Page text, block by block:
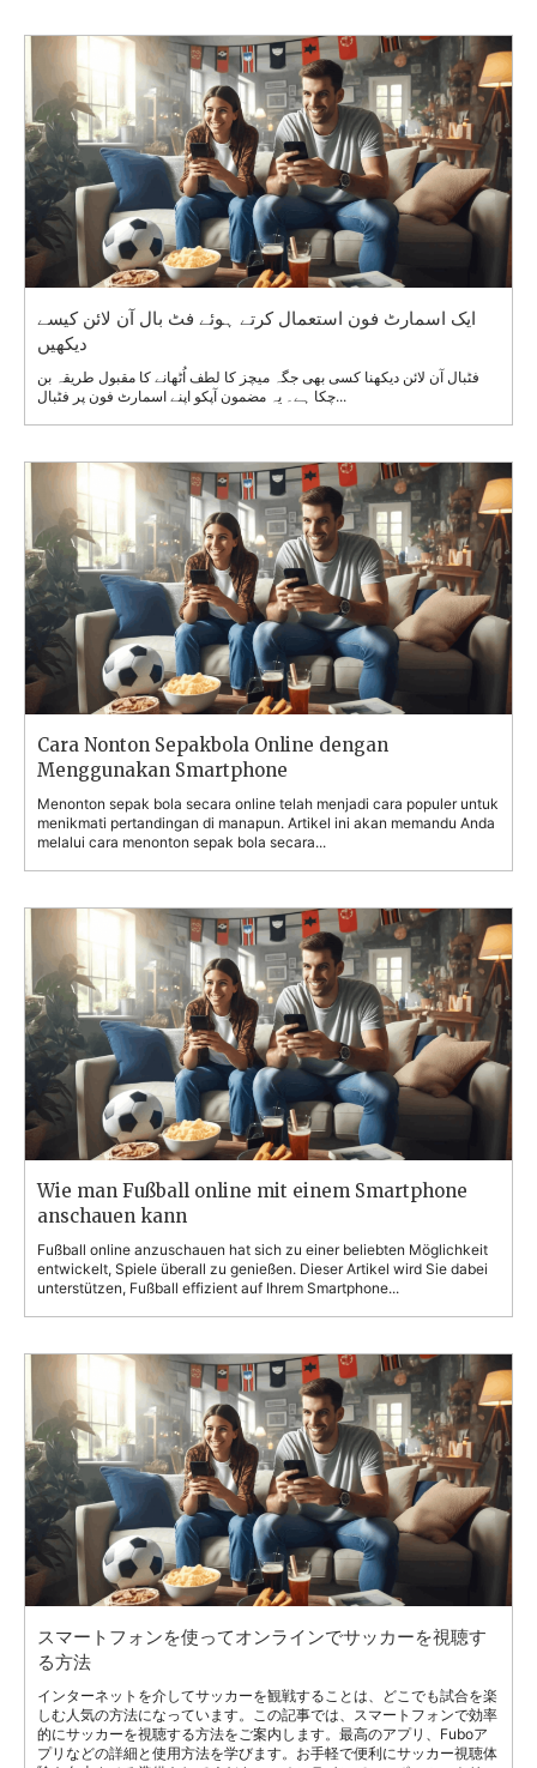
ایک اسمارٹ فون استعمال کرتے ہوئے فٹ بال آن لائن کیسے
دیکھیں
فٹبال آن لائن دیکھنا کسی بھی جگہ میچز کا لطف اُٹھانے کا مقبول طریقہ بن
چکا ہے۔ یہ مضمون آپکو اپنے اسمارٹ فون پر فٹبال...
Cara Nonton Sepakbola Online dengan
Menggunakan Smartphone
Menonton sepak bola secara online telah menjadi cara populer untuk
menikmati pertandingan di manapun. Artikel ini akan memandu Anda
melalui cara menonton sepak bola secara...
Wie man Fußball online mit einem Smartphone
anschauen kann
Fußball online anzuschauen hat sich zu einer beliebten Möglichkeit
entwickelt, Spiele überall zu genießen. Dieser Artikel wird Sie dabei
unterstützen, Fußball effizient auf Ihrem Smartphone...
スマートフォンを使ってオンラインでサッカーを視聴す
る方法
インターネットを介してサッカーを観戦することは、どこでも試合を楽
しむ人気の方法になっています。この記事では、スマートフォンで効率
的にサッカーを視聴する方法をご案内します。最高のアプリ、Fuboア
プリなどの詳細と使用方法を学びます。お手軽で便利にサッカー視聴体